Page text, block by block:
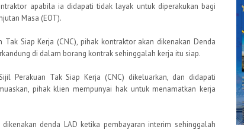
apabila ia didapati tidak layak untuk diperakukan bagi
Masa (EOT).
Siap Kerja (CNC), pihak kontraktor akan dikenakan Denda
di dalam borang kontrak sehinggalah kerja itu siap.
Perakuan Tak Siap Kerja (CNC) dikeluarkan, dan didapati
pihak klien mempunyai hak untuk menamatkan kerja
denda LAD ketika pembayaran interim sehinggalah